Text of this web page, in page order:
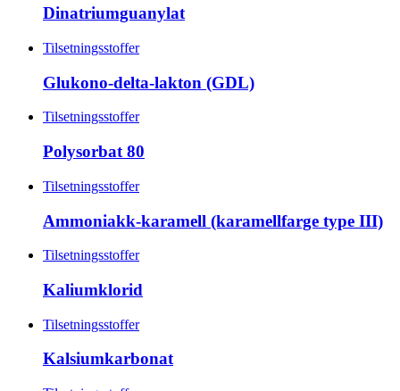
Dinatriumguanylat
Tilsetningsstoffer
Glukono-delta-lakton (GDL)
Tilsetningsstoffer
Polysorbat 80
Tilsetningsstoffer
Ammoniakk-karamell (karamellfarge type III)
Tilsetningsstoffer
Kaliumklorid
Tilsetningsstoffer
Kalsiumkarbonat